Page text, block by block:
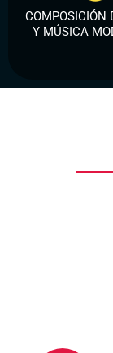
COMPOSICIÓN
Y MÚSICA